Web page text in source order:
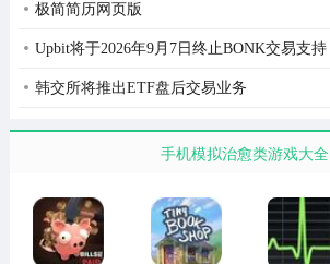
极简简历网页版
Upbit将于2026年9月7日终止BONK交易支持
韩交所将推出ETF盘后交易业务
手机模拟治愈类游戏大全